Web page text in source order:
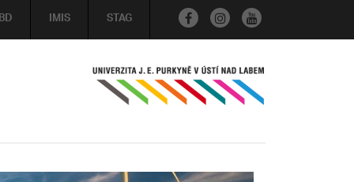
IMIS STAG